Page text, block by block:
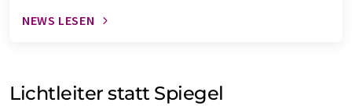
NEWS LESEN
Lichtleiter statt Spiegel